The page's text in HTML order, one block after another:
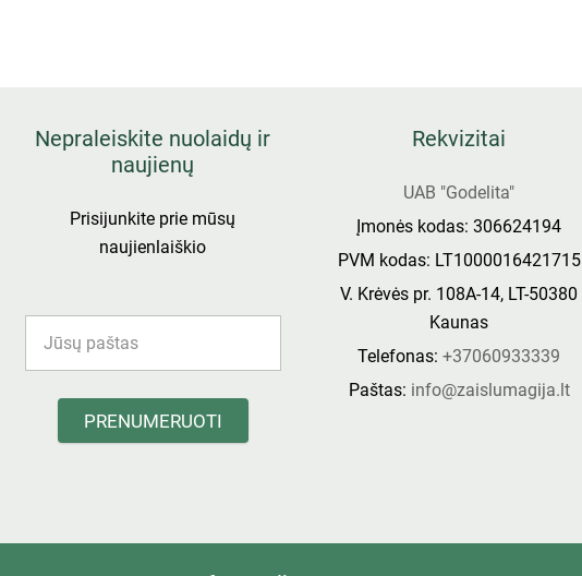
Nepraleiskite nuolaidų ir
naujienų
Prisijunkite prie mūsų
naujienlaiškio
PRENUMERUOTI
Rekvizitai
UAB "Godelita"
Įmonės kodas: 306624194
PVM kodas: LT1000016421715
V. Krėvės pr. 108A-14, LT-50380
Kaunas
Telefonas:+37060933339
Paštas: info@zaislumagija.lt